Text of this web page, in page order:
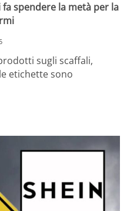
fa spendere la metà per la
sugli scaffali,
etichette sono